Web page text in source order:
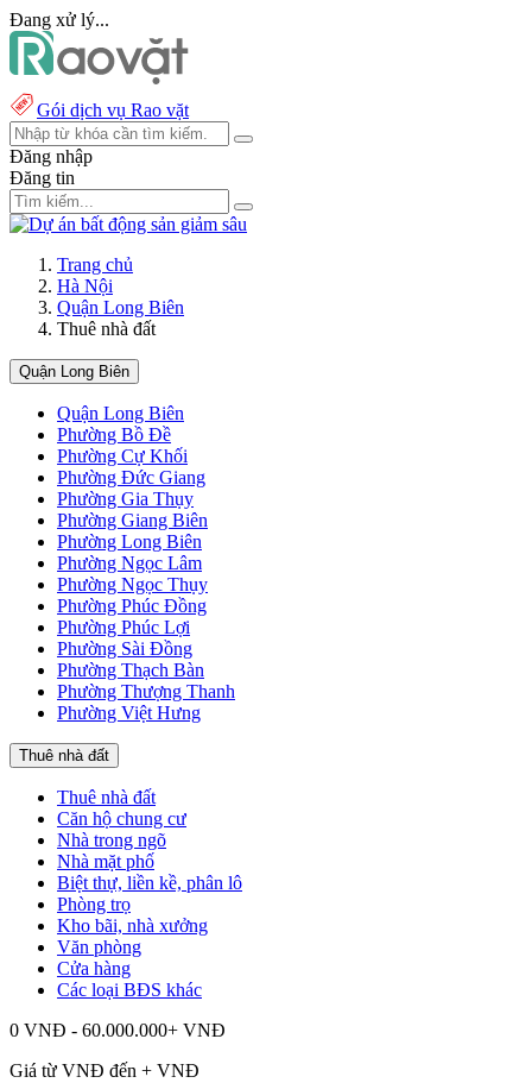
Đang xử lý...
Gói dịch vụ Rao vặt
Đăng nhập
Đăng tin
Trang chủ
Hà Nội
Quận Long Biên
Thuê nhà đất
Quận Long Biên
Quận Long Biên
Phường Bồ Đề
Phường Cự Khối
Phường Đức Giang
Phường Gia Thụy
Phường Giang Biên
Phường Long Biên
Phường Ngọc Lâm
Phường Ngọc Thụy
Phường Phúc Đồng
Phường Phúc Lợi
Phường Sài Đồng
Phường Thạch Bàn
Phường Thượng Thanh
Phường Việt Hưng
Thuê nhà đất
Thuê nhà đất
Căn hộ chung cư
Nhà trong ngõ
Nhà mặt phố
Biệt thự, liền kề, phân lô
Phòng trọ
Kho bãi, nhà xưởng
Văn phòng
Cửa hàng
Các loại BĐS khác
0 VNĐ - 60.000.000+ VNĐ
Giá từ VNĐ đến + VNĐ